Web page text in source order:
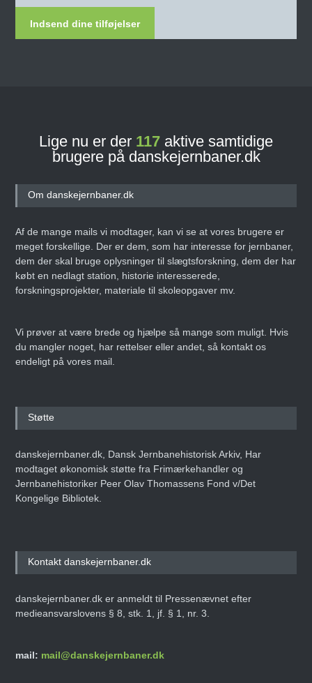
Indsend dine tilføjelser
Lige nu er der 117 aktive samtidige
brugere på danskejernbaner.dk
Om danskejernbaner.dk
Af de mange mails vi modtager, kan vi se at vores brugere er
meget forskellige. Der er dem, som har interesse for jernbaner,
dem der skal bruge oplysninger til slægtsforskning, dem der har
købt en nedlagt station, historie interesserede,
forskningsprojekter, materiale til skoleopgaver mv.
Vi prøver at være brede og hjælpe så mange som muligt. Hvis
du mangler noget, har rettelser eller andet, så kontakt os
endeligt på vores mail.
Støtte
danskejernbaner.dk, Dansk Jernbanehistorisk Arkiv, Har
modtaget økonomisk støtte fra Frimærkehandler og
Jernbanehistoriker Peer Olav Thomassens Fond v/Det
Kongelige Bibliotek.
Kontakt danskejernbaner.dk
danskejernbaner.dk er anmeldt til Pressenævnet efter
medieansvarslovens § 8, stk. 1, jf. § 1, nr. 3.
mail: mail@danskejernbaner.dk